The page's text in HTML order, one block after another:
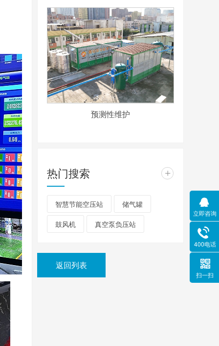
预测性维护
热门搜索 +
智慧节能空压站 储气罐
鼓风机 真空泵负压站
返回列表
立即咨询
400电话
扫一扫